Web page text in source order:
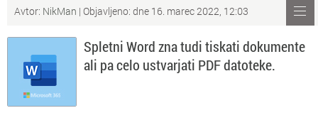
Forum
Preverjanje znanja
Sv Sveže teme na forumu
Avtor: NikMan | Objavljeno: dne 16. marec 2022, 12:03
Spletni Word zna tudi tiskati dokumente
ali pa celo ustvarjati PDF datoteke.